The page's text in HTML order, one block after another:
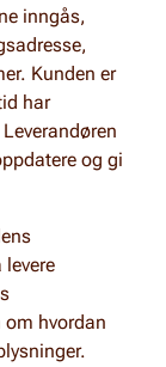
inngås,
Kunden er
har
og gi
hvordan